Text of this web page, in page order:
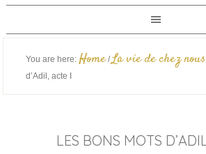
You are here: Home / La vie de chez nous
d’Adil, acte I
LES BONS MOTS